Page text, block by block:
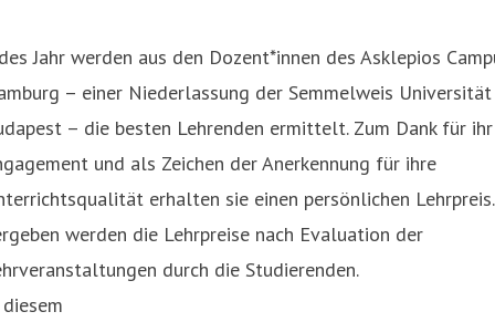
Jahr werden aus den Dozent*innen des Asklepios
– einer Niederlassung der Semmelweis Universität
– die besten Lehrenden ermittelt. Zum Dank für ihr
und als Zeichen der Anerkennung für ihre
erhalten sie einen persönlichen Lehrpreis.
werden die Lehrpreise nach Evaluation der
durch die Studierenden.